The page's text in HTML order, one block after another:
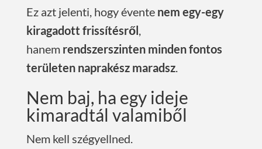
Ez azt jelenti, hogy évente nem egy-egy
kiragadott frissítésről
hanem rendszerszinten minden fontos
területen naprakész maradsz.
Nem baj, ha egy ideje
kimaradtál valamiből
Nem kell szégyellned.